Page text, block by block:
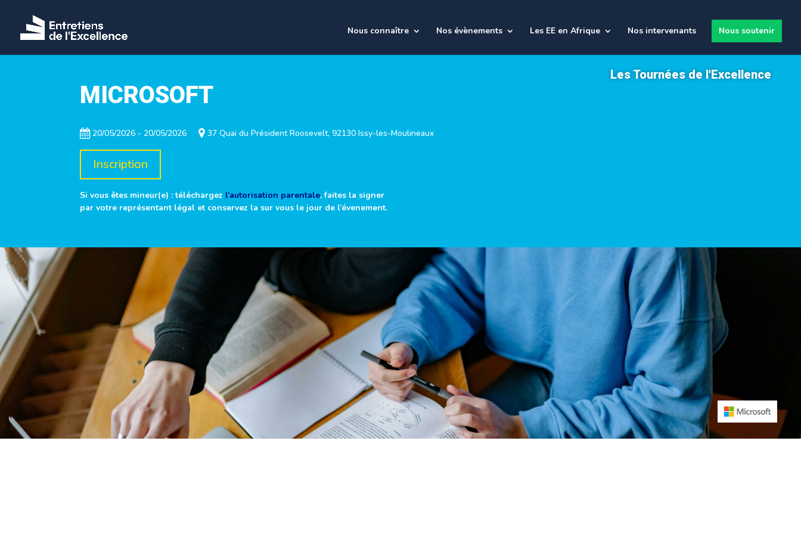
Nous connaître Nos évènements Les EE en Afrique Nos intervenants Nous soutenir
Les Tournées de l'Excellence
MICROSOFT
20/05/2026 - 20/05/2026 37 Quai du Président Roosevelt, 92130 Issy-les-Moulineaux
Inscription
Si vous êtes mineur(e) : téléchargez l’autorisation parentale, faites la signer
par votre représentant légal et conservez la sur vous le jour de l’évenement.